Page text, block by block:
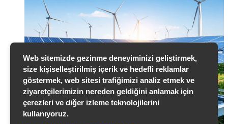
Web sitemizde gezinme deneyiminizi geliştirmek,
size kişiselleştirilmiş içerik ve hedefli reklamlar
göstermek, web sitesi trafiğimizi analiz etmek ve
ziyaretçilerimizin nereden geldiğini anlamak için
çerezleri ve diğer izleme teknolojilerini
kullanıyoruz.